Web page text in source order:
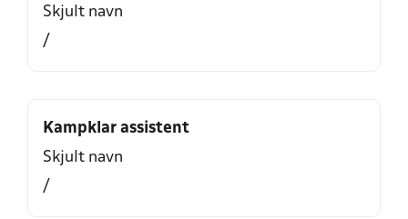
Skjult navn
/
Kampklar assistent
Skjult navn
/